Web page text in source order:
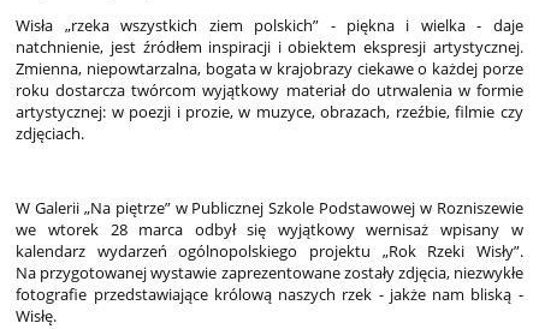
Wisła „rzeka wszystkich ziem polskich” - piękna i wielka - daje
natchnienie, jest źródłem inspiracji i obiektem ekspresji artystycznej.
Zmienna, niepowtarzalna, bogata w krajobrazy ciekawe o każdej porze
roku dostarcza twórcom wyjątkowy materiał do utrwalenia w formie
artystycznej: w poezji i prozie, w muzyce, obrazach, rzeźbie, filmie czy
zdjęciach.
W Galerii „Na piętrze” w Publicznej Szkole Podstawowej w Rozniszewie
we wtorek 28 marca odbył się wyjątkowy wernisaż wpisany w
kalendarz wydarzeń ogólnopolskiego projektu „Rok Rzeki Wisły”.
Na przygotowanej wystawie zaprezentowane zostały zdjęcia, niezwykłe
fotografie przedstawiające królową naszych rzek - jakże nam bliską -
Wisłę.